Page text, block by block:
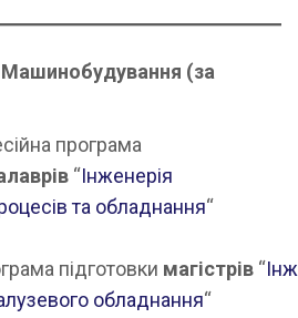
Машинобудування (за
програма
“Інженерія
та обладнання“
підготовки магістрів “
обладнання“